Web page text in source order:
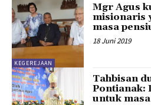
KEGEREJAAN
Mgr Agus
misionaris
masa
18 Juni 2019
Tahbisan
Pontianak:
untuk